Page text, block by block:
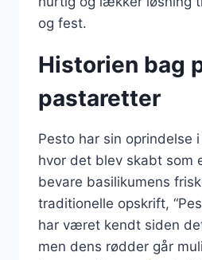
og fest.
Historien bag
pastaretter
Pesto har sin oprindelse
hvor det blev skabt som
bevare basilikumens
traditionelle opskrift,
har været kendt siden
men dens rødder går